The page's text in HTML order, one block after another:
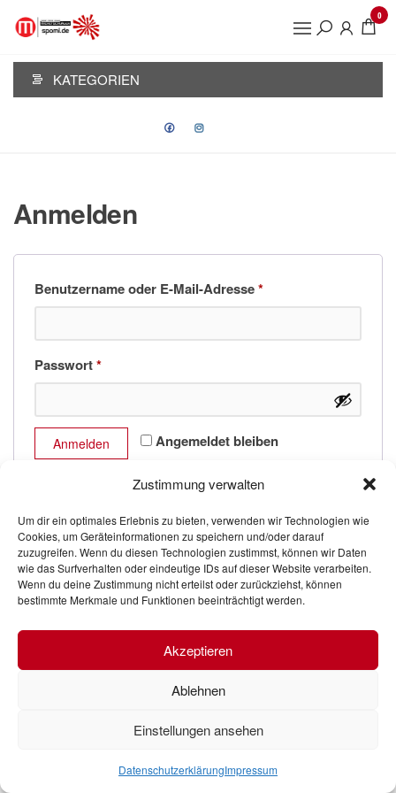
Zustimmung verwalten
Um dir ein optimales Erlebnis zu bieten, verwenden wir Technologien wie
Cookies, um Geräteinformationen zu speichern und/oder darauf
zuzugreifen. Wenn du diesen Technologien zustimmst, können wir Daten
wie das Surfverhalten oder eindeutige IDs auf dieser Website verarbeiten.
Wenn du deine Zustimmung nicht erteilst oder zurückziehst, können
bestimmte Merkmale und Funktionen beeinträchtigt werden.
Akzeptieren
Ablehnen
Einstellungen ansehen
DatenschutzerklärungImpressum
Inhalt
PASSAU
0
KATEGORIEN
Anmelden
Benutzername oder E-Mail-Adresse*Erforderlich
Passwort*Erforderlich
Angemeldet bleiben
Anmelden
Passwort vergessen?
© Sport Michetschläger e.K. 2026